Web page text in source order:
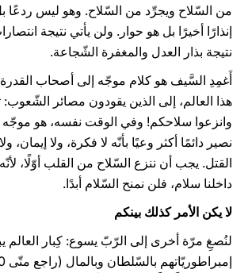
من السّلاح ويجرِّد من السّلاح. وهو ليس ردعًا
إنذارًا أخيرًا بل هو حوار. ولن يأتي نتيجة
نتيجة بذار العدل والمغفرة الشّجاعة.
أَغمِدِ السَّيف هو كلام موجّه إلى أصحاب
هذا العالم، إلى الذين يقودون مصائر الشّعوب:
وانزعوا سلاحكم! وفي الوقت نفسه، هو موجّه
نصير دائمًا أكثر وعيًا بأنّه لا فكرة، ولا إيمان،
القتل. يجب أن ننزع السّلاح من القلب أوّلًا،
داخلنا سلام، فلن نمنح السّلام أبدًا.
لا يكن الأمر كذلك بينكم
لنُصغِ مرّة أخرى إلى الرّبّ يسوع: كِبار العالم